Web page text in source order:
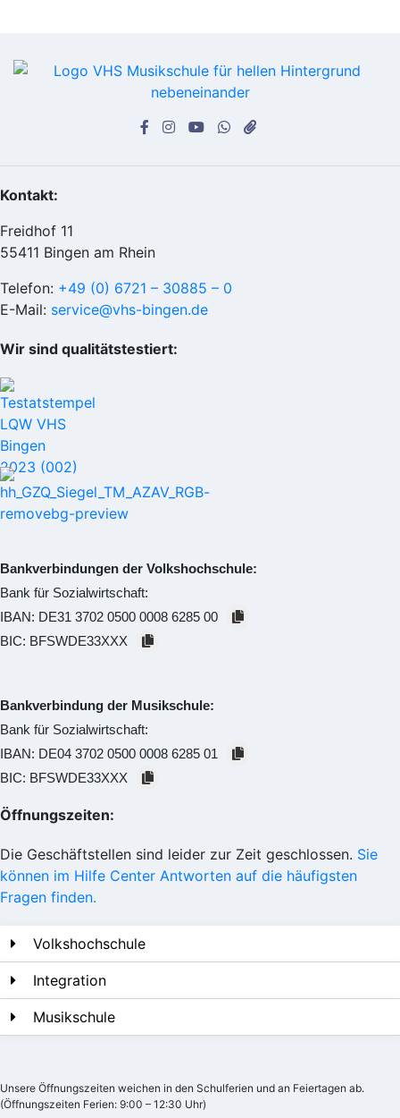
Kontakt:
Freidhof 11
55411 Bingen am Rhein
Telefon: +49 (0) 6721 – 30885 – 0
E-Mail: service@vhs-bingen.de
Wir sind qualitätstestiert:
Bankverbindungen der Volkshochschule:
Bank für Sozialwirtschaft:
IBAN: DE31 3702 0500 0008 6285 00
BIC: BFSWDE33XXX
Bankverbindung der Musikschule:
Bank für Sozialwirtschaft:
IBAN: DE04 3702 0500 0008 6285 01
BIC: BFSWDE33XXX
Öffnungszeiten:
Die Geschäftstellen sind leider zur Zeit geschlossen. Sie
können im Hilfe Center Antworten auf die häufigsten
Fragen finden.
Volkshochschule
Integration
Musikschule
Unsere Öffnungszeiten weichen in den Schulferien und an Feiertagen ab.
(Öffnungszeiten Ferien: 9:00 – 12:30 Uhr)